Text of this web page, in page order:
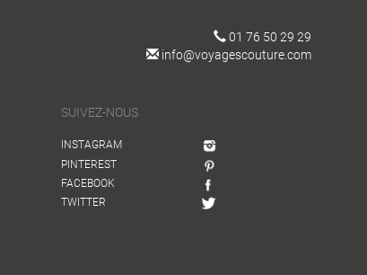
01 76 50 29 29
info@voyagescouture.com
SUIVEZ-NOUS
INSTAGRAM
PINTEREST
FACEBOOK
TWITTER